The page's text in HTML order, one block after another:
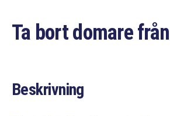
Ta bort domare
Beskrivning